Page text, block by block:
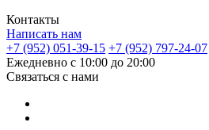
Контакты
Написать нам
+7 (952) 051-39-15 +7 (952) 797-24-07
Ежедневно с 10:00 до 20:00
Связаться с нами